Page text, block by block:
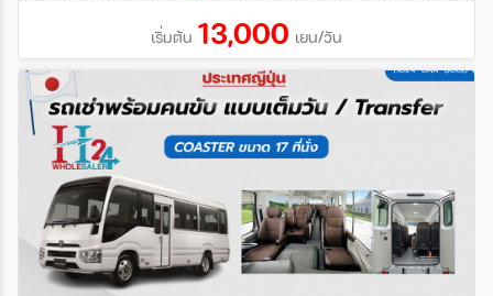
เริ่มต้น 13,000 เยน/วัน